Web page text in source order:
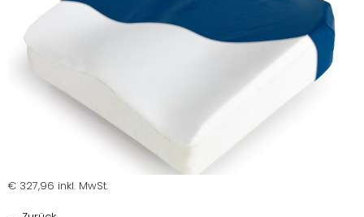
€ 327,96 inkl. MwSt.